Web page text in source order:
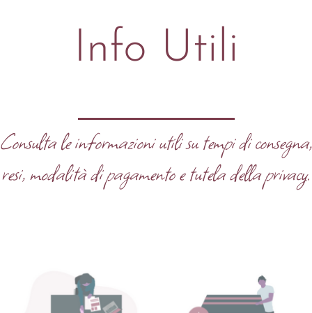
Info Utili
Consulta le informazioni utili su tempi di consegna,
resi, modalità di pagamento e tutela della privacy.